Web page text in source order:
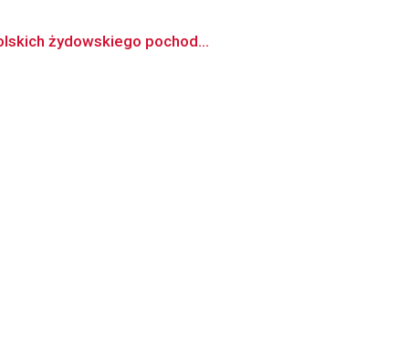
żydowskiego pochod...